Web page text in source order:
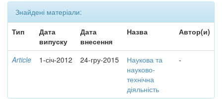
Знайдені матеріали:
Тип
Дата
випуску
Дата
внесення
Назва Автор(и)
Article 1-січ-2012 24-гру-2015
Наукова та
науково-
технічна
діяльність
-